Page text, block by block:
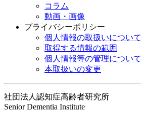
コラム
動画・画像
プライバシーポリシー
個人情報の取扱いについて
取得する情報の範囲
個人情報等の管理について
本取扱いの変更
社団法人認知症高齢者研究所
Senior Dementia Institute